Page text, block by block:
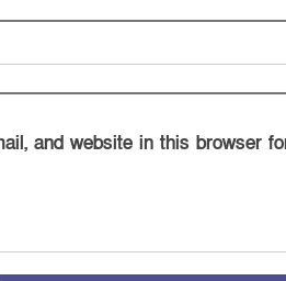
and website in this browser